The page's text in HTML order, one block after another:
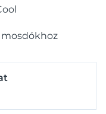
mosdókhoz